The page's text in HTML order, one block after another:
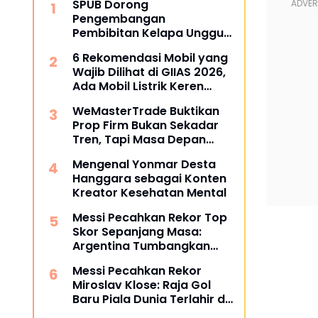
SPUB Dorong
Pengembangan
Pembibitan Kelapa Unggul
6 Rekomendasi Mobil yang
Wajib Dilihat di GIIAS 2026,
Ada Mobil Listrik Keren
WeMasterTrade Buktikan
Prop Firm Bukan Sekadar
Tren, Tapi Masa Depan
Mengenal Yonmar Desta
Hanggara sebagai Konten
Kreator Kesehatan Mental
Messi Pecahkan Rekor Top
Skor Sepanjang Masa:
Argentina Tumbangkan
2026
Messi Pecahkan Rekor
Miroslav Klose: Raja Gol
Baru Piala Dunia Terlahir di